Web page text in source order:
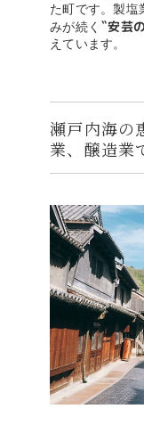
た町です。製塩
みが続く 〝安芸
えています。
瀬戸内海の
業、醸造業